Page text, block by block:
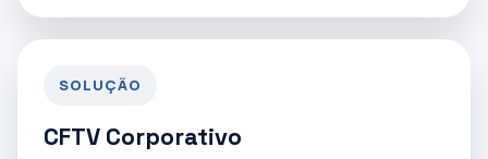
SOLUÇÃO
CFTV Corporativo